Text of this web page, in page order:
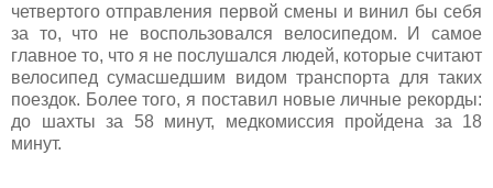
четвертого отправления первой смены и винил бы себя
за то, что не воспользовался велосипедом. И самое
главное то, что я не послушался людей, которые считают
велосипед сумасшедшим видом транспорта для таких
поездок. Более того, я поставил новые личные рекорды:
до шахты за 58 минут, медкомиссия пройдена за 18
минут.